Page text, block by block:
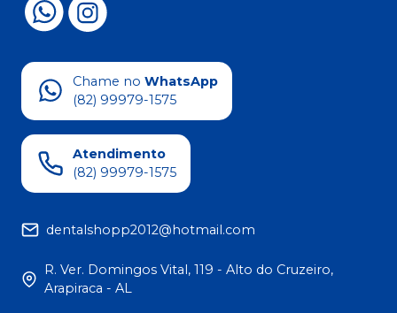
Chame no WhatsApp
(82) 99979-1575
Atendimento
(82) 99979-1575
dentalshopp2012@hotmail.com
R. Ver. Domingos Vital, 119 - Alto do Cruzeiro,
Arapiraca - AL